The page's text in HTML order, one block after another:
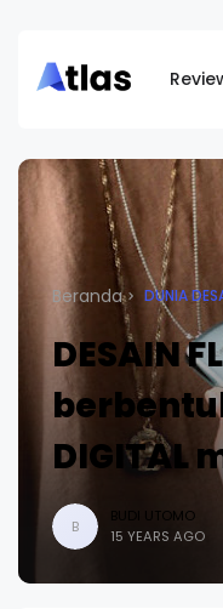
Beranda DUNIA
DESAIN
DIGITAL
B
BUDI UTOMO
15 YEARS AGO